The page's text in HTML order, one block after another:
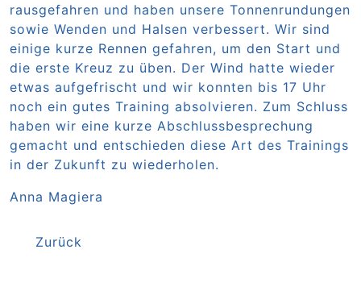
rausgefahren und haben unsere Tonnenrundungen
sowie Wenden und Halsen verbessert. Wir sind
einige kurze Rennen gefahren, um den Start und
die erste Kreuz zu üben. Der Wind hatte wieder
etwas aufgefrischt und wir konnten bis 17 Uhr
noch ein gutes Training absolvieren. Zum Schluss
haben wir eine kurze Abschlussbesprechung
gemacht und entschieden diese Art des Trainings
in der Zukunft zu wiederholen.
Anna Magiera
Zurück